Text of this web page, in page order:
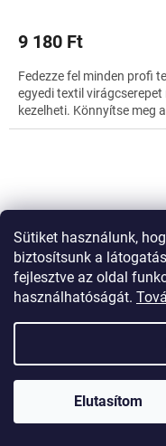
Sütiket használunk,
biztosítsunk a
fejlesztve az oldal
használhatóságát.
Elutasítom
9 180 Ft
Fedezze fel minden profi
egyedi textil
kezelheti. Könnyítse meg